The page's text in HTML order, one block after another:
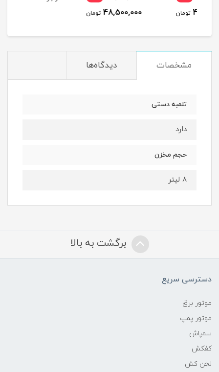
48,500,000 تومان
مشخصات دیدگاه‌ها
تلمبه دستی
دارد
حجم مخزن
8 لیتر
برگشت به بالا
دسترسی سریع
موتور برق
موتور پمپ
سمپاش
کفکش
لجن کش